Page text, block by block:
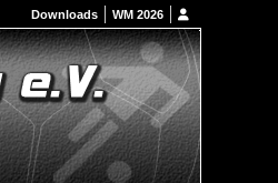
Downloads WM 2026